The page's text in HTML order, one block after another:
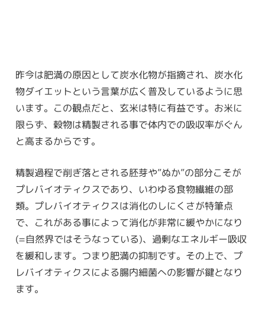
昨今は肥満の原因として炭水化物が指摘され、炭水化
物ダイエットという言葉が広く普及しているように思
います。この観点だと、玄米は特に有益です。お米に
限らず、穀物は精製される事で体内での吸収率がぐん
と高まるからです。
精製過程で削ぎ落とされる胚芽や”ぬか”の部分こそが
プレバイオティクスであり、いわゆる食物繊維の部
類。プレバイオティクスは消化のしにくさが特筆点
で、これがある事によって消化が非常に緩やかになり
(=自然界ではそうなっている)、過剰なエネルギー吸収
を緩和します。つまり肥満の抑制です。その上で、プ
レバイオティクスによる腸内細菌への影響が鍵となり
ます。